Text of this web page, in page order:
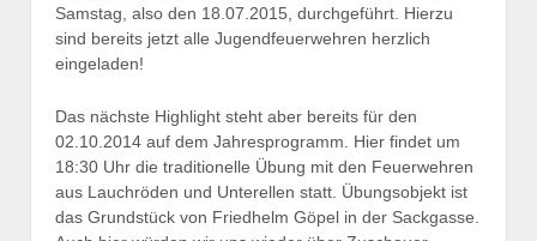
Samstag, also den 18.07.2015, durchgeführt. Hierzu
sind bereits jetzt alle Jugendfeuerwehren herzlich
eingeladen!
Das nächste Highlight steht aber bereits für den
02.10.2014 auf dem Jahresprogramm. Hier findet um
18:30 Uhr die traditionelle Übung mit den Feuerwehren
aus Lauchröden und Unterellen statt. Übungsobjekt ist
das Grundstück von Friedhelm Göpel in der Sackgasse.